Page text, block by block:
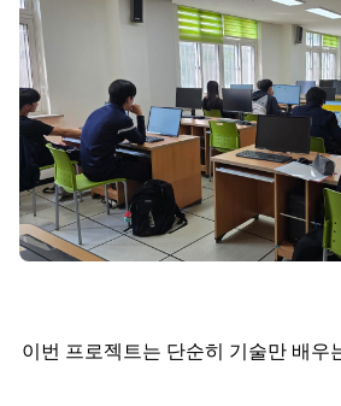
이번 프로젝트는 단순히 기술만 배우